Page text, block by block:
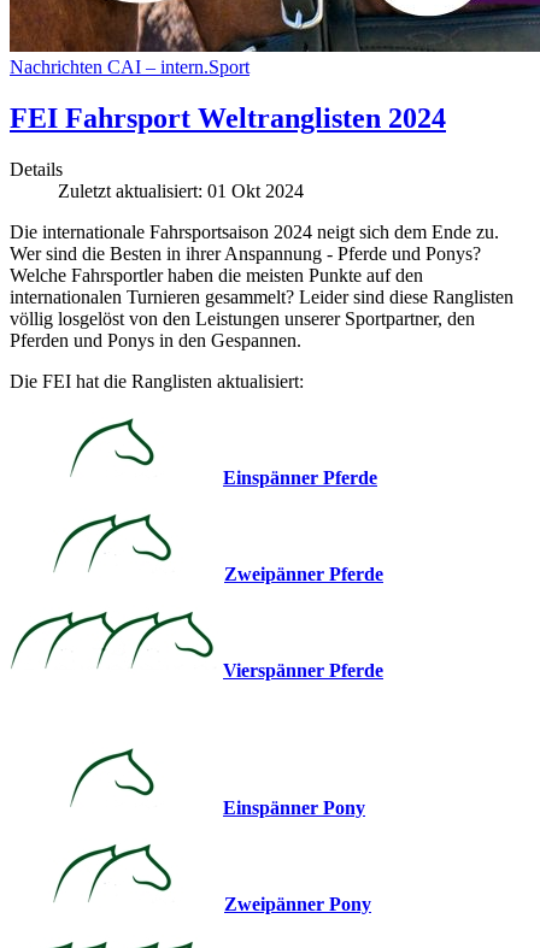
Nachrichten CAI – intern.Sport
FEI Fahrsport Weltranglisten 2024
Details
Zuletzt aktualisiert: 01 Okt 2024
Die internationale Fahrsportsaison 2024 neigt sich dem Ende zu.
Wer sind die Besten in ihrer Anspannung - Pferde und Ponys?
Welche Fahrsportler haben die meisten Punkte auf den
internationalen Turnieren gesammelt? Leider sind diese Ranglisten
völlig losgelöst von den Leistungen unserer Sportpartner, den
Pferden und Ponys in den Gespannen.
Die FEI hat die Ranglisten aktualisiert:
Einspänner Pferde
Zweipänner Pferde
Vierspänner Pferde
Einspänner Pony
Zweipänner Pony